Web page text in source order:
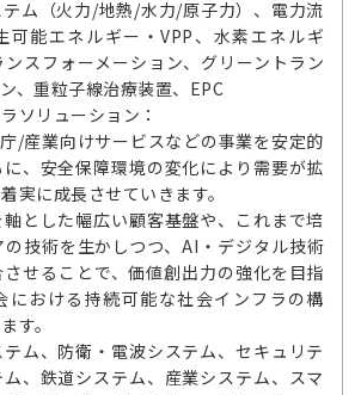
ム（火力/地熱/水力/原子力）、電力流
可能エネルギー・VPP、水素エネルギ
スフォーメーション、グリーントラン
、重粒子線治療装置、EPC
ソリューション：
/産業向けサービスなどの事業を安定的
、安全保障環境の変化により需要が拡
実に成長させていきます。
とした幅広い顧客基盤や、これまで培
技術を生かしつつ、AI・デジタル技術
せることで、価値創出力の強化を目指
における持続可能な社会インフラの構
す。
ム、防衛・電波システム、セキュリテ
、鉄道システム、産業システム、スマ